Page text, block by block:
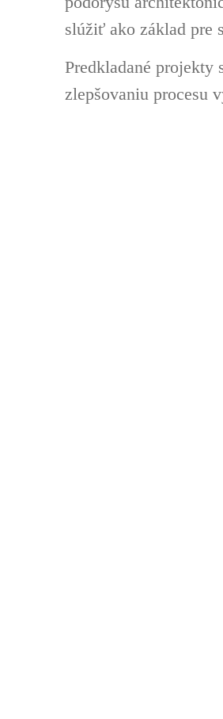
slúžiť ako základ pre
Predkladané
zlepšovaniu procesu